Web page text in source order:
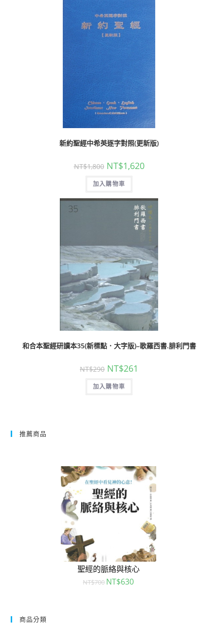
新約聖經中希英逐字對照(更新版)
NT$1,800 NT$1,620
加入購物車
和合本聖經研讀本35(新標點．大字版)–歌羅西書.腓利門書
NT$290 NT$261
加入購物車
推薦商品
聖經的脈絡與核心
NT$700 NT$630
商品分類